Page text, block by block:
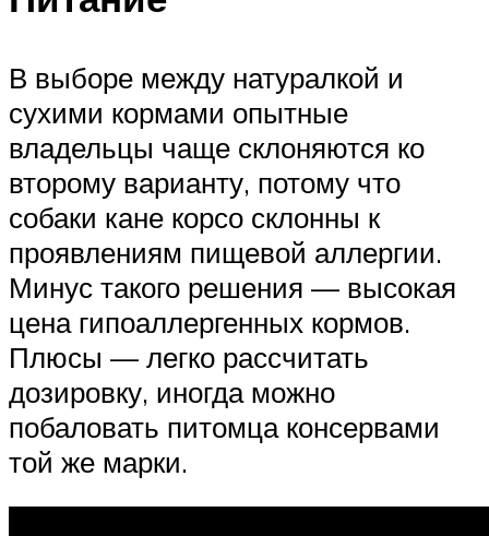
В выборе между натуралкой и
сухими кормами опытные
владельцы чаще склоняются ко
второму варианту, потому что
собаки кане корсо склонны к
проявлениям пищевой аллергии.
Минус такого решения — высокая
цена гипоаллергенных кормов.
Плюсы — легко рассчитать
дозировку, иногда можно
побаловать питомца консервами
той же марки.